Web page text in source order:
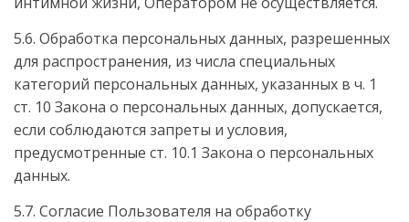
5.6. Обработка персональных данных, разрешенных
для распространения, из числа специальных
категорий персональных данных, указанных в ч. 1
ст. 10 Закона о персональных данных, допускается,
если соблюдаются запреты и условия,
предусмотренные ст. 10.1 Закона о персональных
данных.
5.7. Согласие Пользователя на обработку